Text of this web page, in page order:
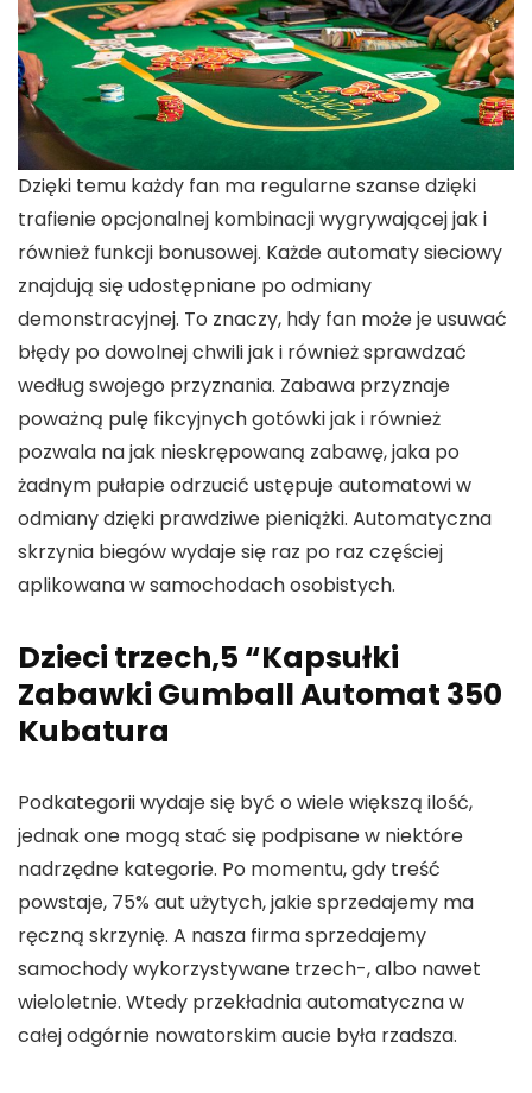
Dzięki temu każdy fan ma regularne szanse dzięki
trafienie opcjonalnej kombinacji wygrywającej jak i
również funkcji bonusowej. Każde automaty sieciowy
znajdują się udostępniane po odmiany
demonstracyjnej. To znaczy, hdy fan może je usuwać
błędy po dowolnej chwili jak i również sprawdzać
według swojego przyznania. Zabawa przyznaje
poważną pulę fikcyjnych gotówki jak i również
pozwala na jak nieskrępowaną zabawę, jaka po
żadnym pułapie odrzucić ustępuje automatowi w
odmiany dzięki prawdziwe pieniążki. Automatyczna
skrzynia biegów wydaje się raz po raz częściej
aplikowana w samochodach osobistych.
Dzieci trzech,5 “Kapsułki
Zabawki Gumball Automat 350
Kubatura
Podkategorii wydaje się być o wiele większą ilość,
jednak one mogą stać się podpisane w niektóre
nadrzędne kategorie. Po momentu, gdy treść
powstaje, 75% aut użytych, jakie sprzedajemy ma
ręczną skrzynię. A nasza firma sprzedajemy
samochody wykorzystywane trzech-, albo nawet
wieloletnie. Wtedy przekładnia automatyczna w
całej odgórnie nowatorskim aucie była rzadsza.